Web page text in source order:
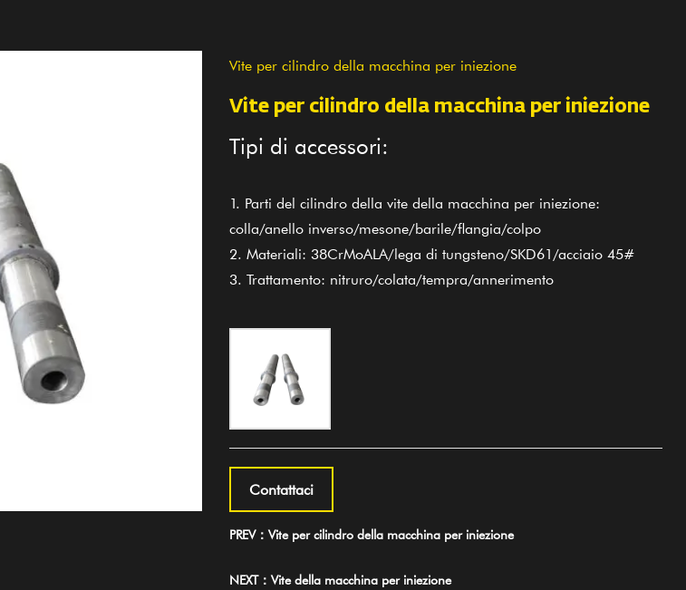
Vite per cilindro della macchina per iniezione
Vite per cilindro della macchina per iniezione
Tipi di accessori:
1. Parti del cilindro della vite della macchina per iniezione:
colla/anello inverso/mesone/barile/flangia/colpo
2. Materiali: 38CrMoALA/lega di tungsteno/SKD61/acciaio 45#
3. Trattamento: nitruro/colata/tempra/annerimento
Contattaci
PREV：Vite per cilindro della macchina per iniezione
NEXT：Vite della macchina per iniezione